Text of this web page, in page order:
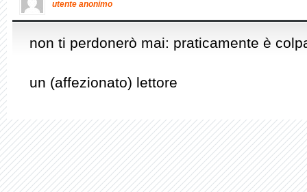
utente anonimo
non ti perdonerò mai: praticamente è
un (affezionato) lettore